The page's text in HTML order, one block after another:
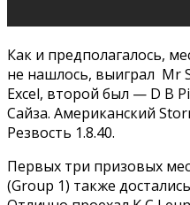
Как и предполагалось,
не нашлось, выиграл Mr
Excel, второй был — D B
Сайза. Американский
Резвость 1.8.40.
Первых три призовых
(Group 1) также